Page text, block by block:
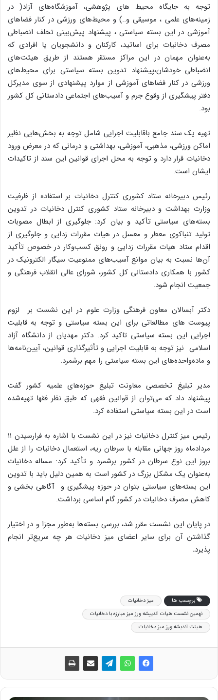
توجه به جایگاه محیط های پژوهشی، آموزشگاه‌های آزاد( در
زمینه‌های علمی ، موسیقی و..) و محیط‌های ورزشی در کنار فضاهای
آموزشی در این بسته سیاستی ، پیشنهاد پیش‌بینی تخلف انضباطی
مصرف دخانیات برای اساتید، کارکنان و دانشجویان یا افرادی که
به‌عنوان مهمان در این مراکز مستقر هستند از طریق هیئت‌های
انضباطی خودشان،پیشنهاد تدوین بسته سیاستی برای محیط‌های
ورزشی در کنار فضاهای آموزشی از موارد پیشنهادی از سوی مدیرکل
دفتر پیشگیری از وقوع جرم و آسیب‌های اجتماعی دادستانی کل کشور
بود.
تهیه یک سند جامع باقابلیت اجرایی شامل توجه به بخش‌هایی نظیر
اماکن ورزشی، مذهبی، آموزشی، بهداشتی و درمانی که در معرض ورود
دخانیات قرار دارد و توجه به محل اجرای قوانین این سند از تاکیدات
ایشان است.
رئیس دبیرخانه ستاد کشوری کنترل دخانیات بر استفاده از ظرفیت
وزارت بهداشت و دبیرخانه ستاد کشوری کنترل دخانیات در تدوین
بسته‌های سیاستی تأکید و بیان کرد: جلوگیری از ابطال مصوبات
تولید تنباکوی معطر و معسل در هیات مقررات زدایی و جلوگیری از
اقدام ستاد هیات مقررات زدایی و رونق کسب‌وکار در خصوص تأکید
آن‌ها نسبت به بیان موانع آسیب‌های ممنوعیت سیگار الکترونیک در
کشور با همکاری دادستانی کل کشور، شورای عالی انقلاب فرهنگی و
جمعیت انجام شود.
دکتر آبسالان معاون فرهنگی وزارت علوم در این نشست بر لزوم
پیوست های مطالعاتی برای این بسته سیاستی و توجه به قابلیت
اجرایی این بسته سیاستی تاکید کرد. دکتر مهدیان از دانشگاه آزاد
اسلامی نیز توجه به قابلیت اجرایی و تأثیرگذاری قوانین، آیین‌نامه‌ها
و ماده‌واحده‌های این بسته سیاستی را مهم برشمرد.
مدیر تبلیغ تخصصی معاونت تبلیغ حوزه‌های علمیه کشور گفت
پیشنهاد داد که می‌توان از قوانین فقهی که طبق نظر فقها تهیه‌شده
است در این بسته سیاستی استفاده کرد.
رئیس میز کنترل دخانیات نیز در این نشست با اشاره به فرارسیدن ۱۱
مردادماه روز جهانی مقابله با سرطان ریه، استعمال دخانیات را از علل
بروز این نوع سرطان در کشور برشمرد و تأکید کرد: مساله دخانیات
به‌عنوان یک مشکل بزرگ در کشور است به همین دلیل باید با تدوین
این بسته‌های سیاستی بتوان در حوزه پیشگیری و آگاهی بخشی و
کاهش مصرف دخانیات در کشور گام اساسی برداشت.
در پایان این نشست مقرر شد، بررسی بسته‌ها به‌طور مجزا و در اختیار
گذاشتن آن برای سایر اعضای میز دخانیات هر چه سریع‌تر انجام
پذیرد.
برچسب ها
میز دخانیات
نهمین نشست هیات اندییشه ورز میز مبارزه با دخانیات
هیئت اندیشه ورز میز دخانیات